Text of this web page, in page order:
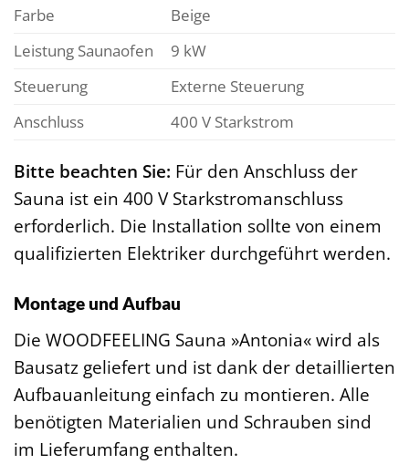
Farbe
Beige
Leistung Saunaofen
9 kW
Steuerung
Externe Steuerung
Anschluss
400 V Starkstrom
Bitte beachten Sie: Für den Anschluss der
Sauna ist ein 400 V Starkstromanschluss
erforderlich. Die Installation sollte von einem
qualifizierten Elektriker durchgeführt werden.
Montage und Aufbau
Die WOODFEELING Sauna »Antonia« wird als
Bausatz geliefert und ist dank der detaillierten
Aufbauanleitung einfach zu montieren. Alle
benötigten Materialien und Schrauben sind
im Lieferumfang enthalten.